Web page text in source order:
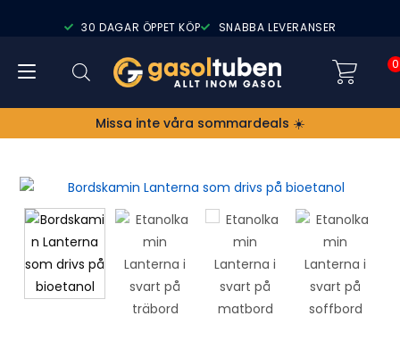
30 DAGAR ÖPPET KÖP SNABBA LEVERANSER
0
Missa inte våra sommardeals ☀️